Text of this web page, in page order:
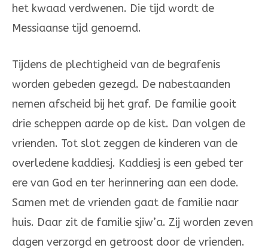
het kwaad verdwenen. Die tijd wordt de
Messiaanse tijd genoemd.
Tijdens de plechtigheid van de begrafenis
worden gebeden gezegd. De nabestaanden
nemen afscheid bij het graf. De familie gooit
drie scheppen aarde op de kist. Dan volgen de
vrienden. Tot slot zeggen de kinderen van de
overledene kaddiesj. Kaddiesj is een gebed ter
ere van God en ter herinnering aan een dode.
Samen met de vrienden gaat de familie naar
huis. Daar zit de familie sjiw’a. Zij worden zeven
dagen verzorgd en getroost door de vrienden.